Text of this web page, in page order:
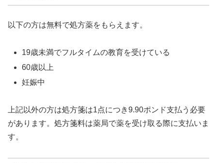
以下の方は無料で処方薬をもらえます。
19歳未満でフルタイムの教育を受けている
60歳以上
妊娠中
上記以外の方は処方箋は1点につき9.90ポンド支払う必要
があります。処方箋料は薬局で薬を受け取る際に支払いま
す。